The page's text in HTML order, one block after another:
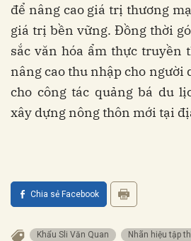
để nâng cao giá trị thương
giá trị bền vững. Đồng thời
sắc văn hóa ẩm thực truyền
nâng cao thu nhập cho người
cho công tác quảng bá du
xây dựng nông thôn mới tại
Chia sẻ Facebook
Khẩu Sli Văn Quan Nhãn hiệu tập